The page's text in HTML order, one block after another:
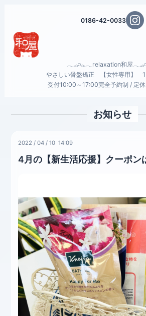
0186-42-0033
𓂃𓈒𓂂𓏸𓂂𓈒𓂃relaxation和屋
やさしい骨盤矯正 【女性専用】 1
受付10:00～17:00完全予約制 / 定
お知らせ
2022 /04 /10 14:09
4月の【新生活応援】クーポン